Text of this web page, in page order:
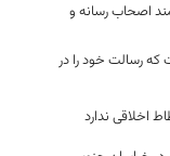
اصحاب رسانه و
رسالت خود را در
اخلاقی ندارد